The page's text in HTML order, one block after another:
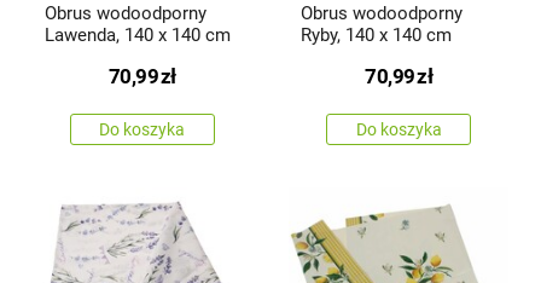
Obrus wodoodporny
Lawenda, 140 x 140 cm
70,99zł
Do koszyka
Obrus wodoodporny
Ryby, 140 x 140 cm
70,99zł
Do koszyka